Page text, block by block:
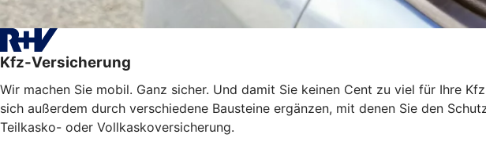
Kfz-Versicherung
Wir machen Sie mobil. Ganz sicher. Und damit Sie keinen Cent zu viel für Ihre
sich außerdem durch verschiedene Bausteine ergänzen, mit denen Sie den
Teilkasko- oder Vollkaskoversicherung.